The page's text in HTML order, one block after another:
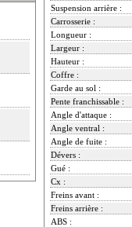
Suspension arrière :
Carrosserie :
Longueur :
Largeur :
Hauteur :
Coffre :
Garde au sol :
Pente franchissable :
Angle d'attaque :
Angle ventral :
Angle de fuite :
Dévers :
Gué :
Cx :
Freins avant :
Freins arrière :
ABS :